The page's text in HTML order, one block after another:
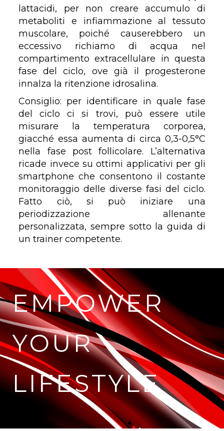
lattacidi, per non creare accumulo di
metaboliti e infiammazione al tessuto
muscolare, poiché causerebbero un
eccessivo richiamo di acqua nel
compartimento extracellulare in questa
fase del ciclo, ove già il progesterone
innalza la ritenzione idrosalina.
Consiglio: per identificare in quale fase
del ciclo ci si trovi, può essere utile
misurare la temperatura corporea,
giacché essa aumenta di circa 0,3-0,5°C
nella fase post follicolare. L’alternativa
ricade invece su ottimi applicativi per gli
smartphone che consentono il costante
monitoraggio delle diverse fasi del ciclo.
Fatto ciò, si può iniziare una
periodizzazione allenante
personalizzata, sempre sotto la guida di
un trainer competente.
EMPOWER
YOUR
LIFESTYLE